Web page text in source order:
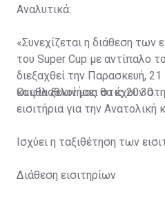
Αναλυτικά:
«Συνεχίζεται η διάθεση των
του Super Cup με αντίπαλο
διεξαχθεί την Παρασκευή,
και θα ξεκινήσει στις 20:30.
Οι φίλαθλοί μας θα έχουν
εισιτήρια για την Ανατολική
Ισχύει η ταξιθέτηση των
Διάθεση εισιτηρίων